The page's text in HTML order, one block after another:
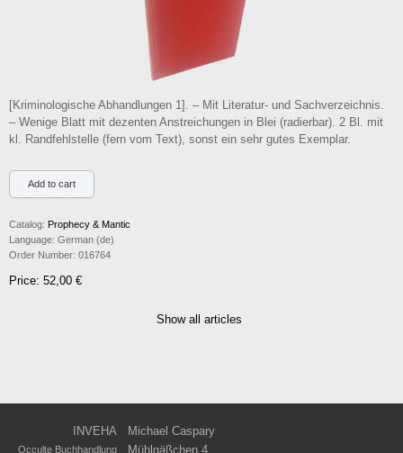
[Kriminologische Abhandlungen 1]. – Mit Literatur- und Sachverzeichnis.
– Wenige Blatt mit dezenten Anstreichungen in Blei (radierbar). 2 Bl. mit
kl. Randfehlstelle (fern vom Text), sonst ein sehr gutes Exemplar.
Catalog: Prophecy & Mantic
Language: German (de)
Order Number: 016764
Price: 52,00 €
Show all articles
INVEHA Michael Caspary
Occulte Buchhandlung Mühlgäßchen 4